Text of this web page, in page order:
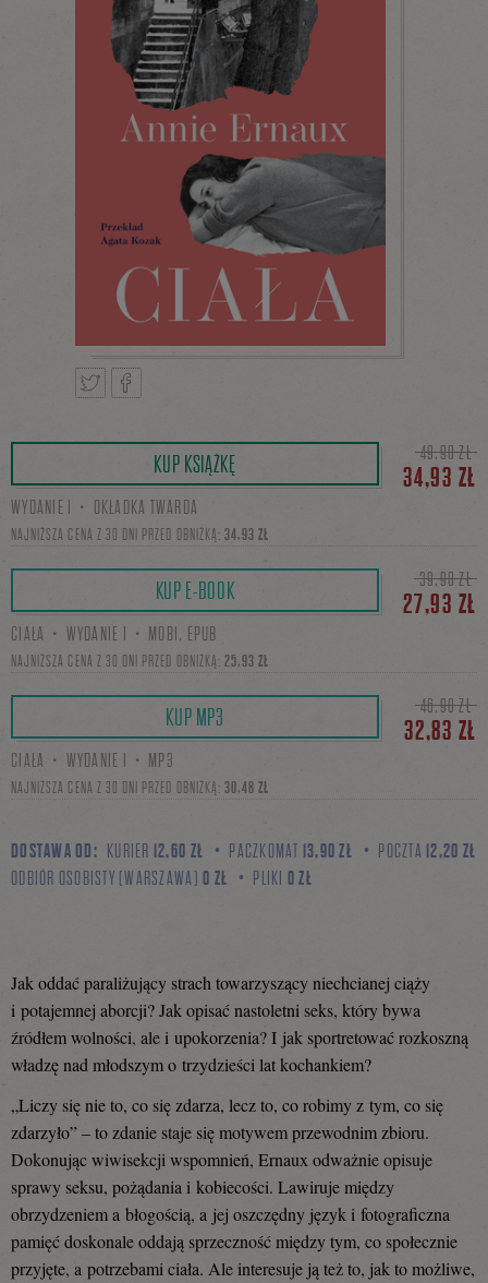
TweetnijPodziel
się
na
Facebooku
KUP KSIĄŻKĘ 49,90 ZŁ
34,93 ZŁ
WYDANIE I・OKŁADKA TWARDA
NAJNIŻSZA CENA Z 30 DNI PRZED OBNIŻKĄ: 34,93 ZŁ
KUP E-BOOK 39,90 ZŁ
27,93 ZŁ
CIAŁA・WYDANIE I・MOBI, EPUB
NAJNIŻSZA CENA Z 30 DNI PRZED OBNIŻKĄ: 25,93 ZŁ
KUP MP3 46,90 ZŁ
32,83 ZŁ
CIAŁA・WYDANIE I・MP3
NAJNIŻSZA CENA Z 30 DNI PRZED OBNIŻKĄ: 30,48 ZŁ
DOSTAWA OD: KURIER 12,60 ZŁ PACZKOMAT 13,90 ZŁ POCZTA 12,20 ZŁ
ODBIÓR OSOBISTY (WARSZAWA) 0 ZŁ PLIKI 0 ZŁ
Jak oddać paraliżujący strach towarzyszący niechcianej ciąży
i potajemnej aborcji? Jak opisać nastoletni seks, który bywa
źródłem wolności, ale i upokorzenia? I jak sportretować rozkoszną
władzę nad młodszym o trzydzieści lat kochankiem?
„Liczy się nie to, co się zdarza, lecz to, co robimy z tym, co się
zdarzyło” ­– to zdanie staje się motywem przewodnim zbioru.
Dokonując wiwisekcji wspomnień, Ernaux odważnie opisuje
sprawy seksu, pożądania i kobiecości. Lawiruje między
obrzydzeniem a błogością, a jej oszczędny język i fotograficzna
pamięć doskonale oddają sprzeczność między tym, co społecznie
przyjęte, a potrzebami ciała. Ale interesuje ją też to, jak to możliwe,